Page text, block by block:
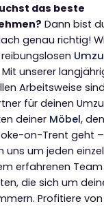
das beste
Dann bist
genau richtig!
unserer
Arbeitsweise
für deinen
deiner Möbel,
on-Trent geht
um jeden
erfahrenen
die sich um
Profitiere